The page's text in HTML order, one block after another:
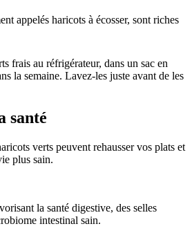
appelés haricots à écosser, sont riches
frais au réfrigérateur, dans un sac en
la semaine. Lavez-les juste avant de les
santé
verts peuvent rehausser vos plats et
plus sain.
la santé digestive, des selles
intestinal sain.